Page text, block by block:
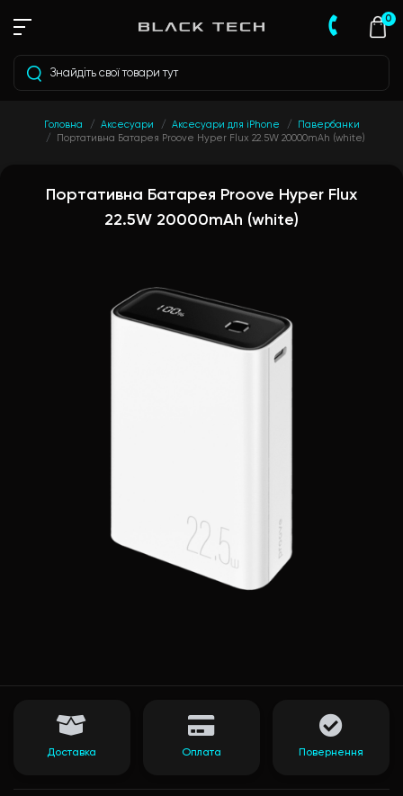
0
Головна Аксесуари Аксесуари для iPhone
Павербанки
Портативна Батарея Proove Hyper Flux 22.5W 20000mAh (white)
Портативна Батарея Proove Hyper Flux
22.5W 20000mAh (white)
Доставка Оплата Повернення